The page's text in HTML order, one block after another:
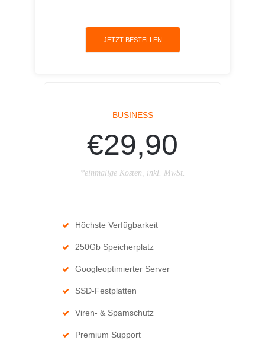
JETZT BESTELLEN
BUSINESS
€29,90
*einmalige Kosten, inkl. MwSt.
Höchste Verfügbarkeit
250Gb Speicherplatz
Googleoptimierter Server
SSD-Festplatten
Viren- & Spamschutz
Premium Support